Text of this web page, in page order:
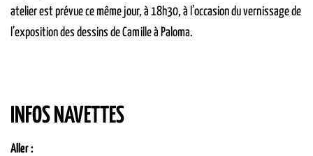
atelier est prévue ce même jour, à 18h30, à l’occasion du vernissage de
l’exposition des dessins de Camille à Paloma.
INFOS NAVETTES
Aller :